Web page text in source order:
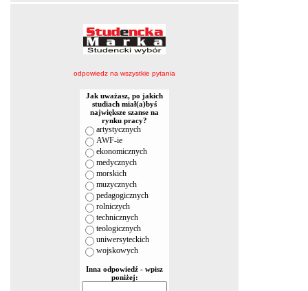
odpowiedz na wszystkie pytania